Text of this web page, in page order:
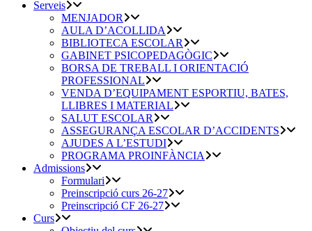
Serveis
MENJADOR
AULA D’ACOLLIDA
BIBLIOTECA ESCOLAR
GABINET PSICOPEDAGÒGIC
BORSA DE TREBALL I ORIENTACIÓ
PROFESSIONAL
VENDA D’EQUIPAMENT ESPORTIU, BATES,
LLIBRES I MATERIAL
SALUT ESCOLAR
ASSEGURANÇA ESCOLAR D’ACCIDENTS
AJUDES A L’ESTUDI
PROGRAMA PROINFÀNCIA
Admissions
Formulari
Preinscripció curs 26-27
Preinscripció CF 26-27
Curs